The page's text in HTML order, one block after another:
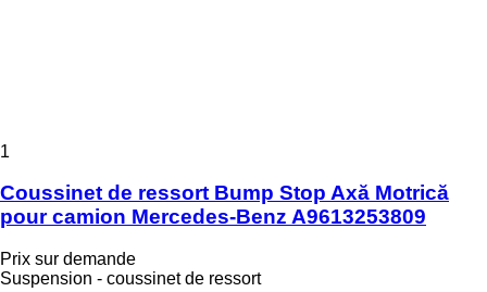
1
Coussinet de ressort Bump Stop Axă Motrică
pour camion Mercedes-Benz A9613253809
Prix sur demande
Suspension - coussinet de ressort